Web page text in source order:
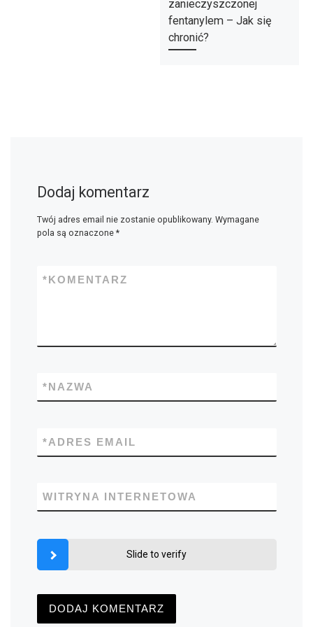
zanieczyszczonej
fentanylem – Jak się
chronić?
Dodaj komentarz
Twój adres email nie zostanie opublikowany. Wymagane
pola są oznaczone *
KOMENTARZ
*
NAZWA
*
ADRES EMAIL
*
WITRYNA INTERNETOWA
Slide to verify